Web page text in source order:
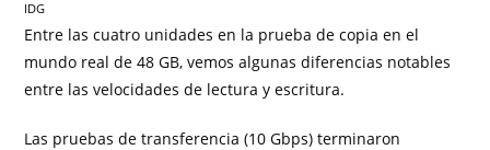
IDG
Entre las cuatro unidades en la prueba de copia en el
mundo real de 48 GB, vemos algunas diferencias notables
entre las velocidades de lectura y escritura.
Las pruebas de transferencia (10 Gbps) terminaron